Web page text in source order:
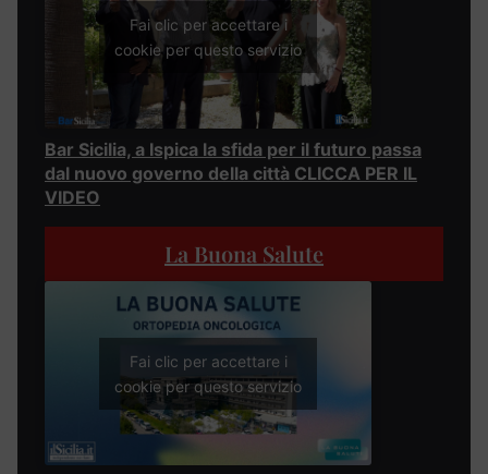
Fai clic per accettare i
cookie per questo servizio
Bar Sicilia, a Ispica la sfida per il futuro passa
dal nuovo governo della città CLICCA PER IL
VIDEO
La Buona Salute
Fai clic per accettare i
cookie per questo servizio